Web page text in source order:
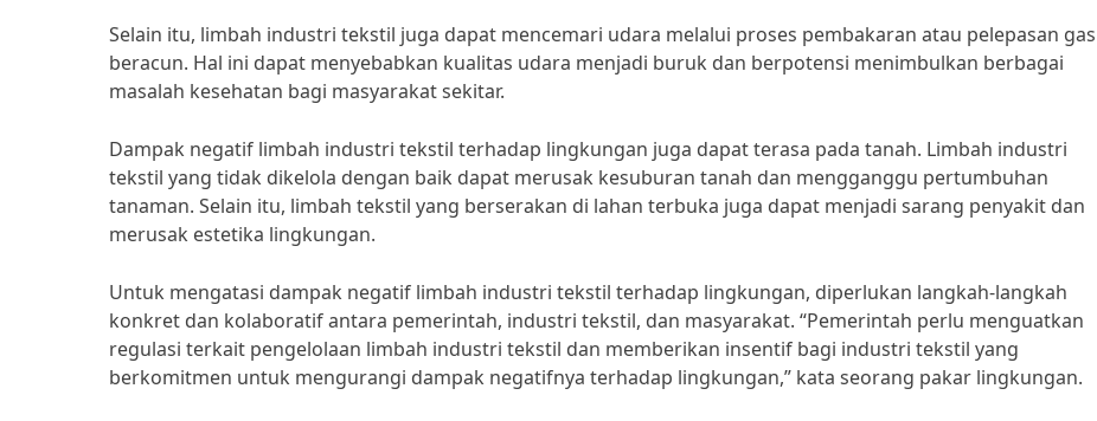
Selain itu, limbah industri tekstil juga dapat mencemari udara melalui proses pembakaran atau pelepasan gas
beracun. Hal ini dapat menyebabkan kualitas udara menjadi buruk dan berpotensi menimbulkan berbagai
masalah kesehatan bagi masyarakat sekitar.
Dampak negatif limbah industri tekstil terhadap lingkungan juga dapat terasa pada tanah. Limbah industri
tekstil yang tidak dikelola dengan baik dapat merusak kesuburan tanah dan mengganggu pertumbuhan
tanaman. Selain itu, limbah tekstil yang berserakan di lahan terbuka juga dapat menjadi sarang penyakit dan
merusak estetika lingkungan.
Untuk mengatasi dampak negatif limbah industri tekstil terhadap lingkungan, diperlukan langkah-langkah
konkret dan kolaboratif antara pemerintah, industri tekstil, dan masyarakat. “Pemerintah perlu menguatkan
regulasi terkait pengelolaan limbah industri tekstil dan memberikan insentif bagi industri tekstil yang
berkomitmen untuk mengurangi dampak negatifnya terhadap lingkungan,” kata seorang pakar lingkungan.